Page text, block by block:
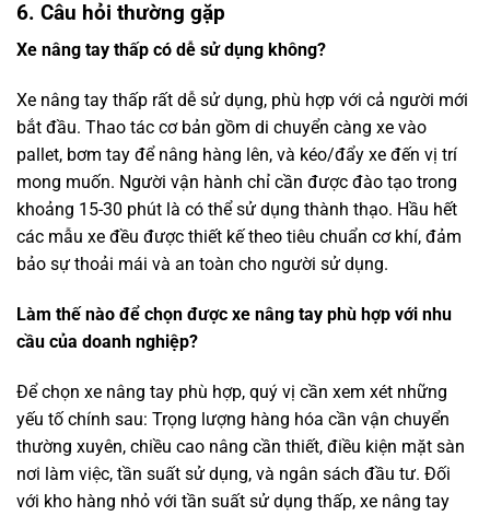
6. Câu hỏi thường gặp
Xe nâng tay thấp có dễ sử dụng không?
Xe nâng tay thấp rất dễ sử dụng, phù hợp với cả người mới
bắt đầu. Thao tác cơ bản gồm di chuyển càng xe vào
pallet, bơm tay để nâng hàng lên, và kéo/đẩy xe đến vị trí
mong muốn. Người vận hành chỉ cần được đào tạo trong
khoảng 15-30 phút là có thể sử dụng thành thạo. Hầu hết
các mẫu xe đều được thiết kế theo tiêu chuẩn cơ khí, đảm
bảo sự thoải mái và an toàn cho người sử dụng.
Làm thế nào để chọn được xe nâng tay phù hợp với nhu
cầu của doanh nghiệp?
Để chọn xe nâng tay phù hợp, quý vị cần xem xét những
yếu tố chính sau: Trọng lượng hàng hóa cần vận chuyển
thường xuyên, chiều cao nâng cần thiết, điều kiện mặt sàn
nơi làm việc, tần suất sử dụng, và ngân sách đầu tư. Đối
với kho hàng nhỏ với tần suất sử dụng thấp, xe nâng tay